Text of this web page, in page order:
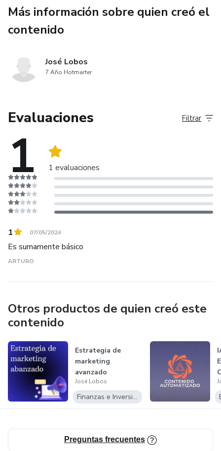
Más información sobre quien creó el
contenido
José Lobos
7 Año Hotmarter
Evaluaciones
1 1 evaluaciones
Filtrar
1 07/05/2024
Es sumamente básico
ARTURO
Otros productos de quien creó este
contenido
Estrategia de
marketing
avanzado
José Lobos
Finanzas e Inversiones
Preguntas frecuentes